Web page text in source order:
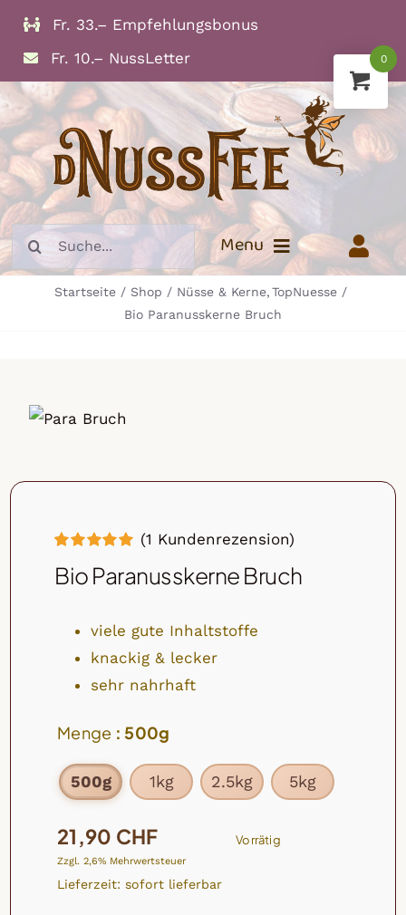
Zum
springen
Fr. 33.– Empfehlungsbonus
Fr. 10.– NussLetter
Suche
nach:
Menu
Info
Nuss & Frucht Mischungen
Olivenholz
Startseite Shop Nüsse & Kerne TopNuesse
Bio Paranusskerne Bruch
mit5.00von
Kundenbewertung
(1 Kundenrezension)
Bio Paranusskerne Bruch
viele gute Inhaltstoffe
knackig & lecker
sehr nahrhaft
Menge : 500g
500g 1kg 2.5kg 5kg
21,90 CHF
Zzgl. 2,6% Mehrwertsteuer
Lieferzeit: sofort lieferbar
Vorrätig
0